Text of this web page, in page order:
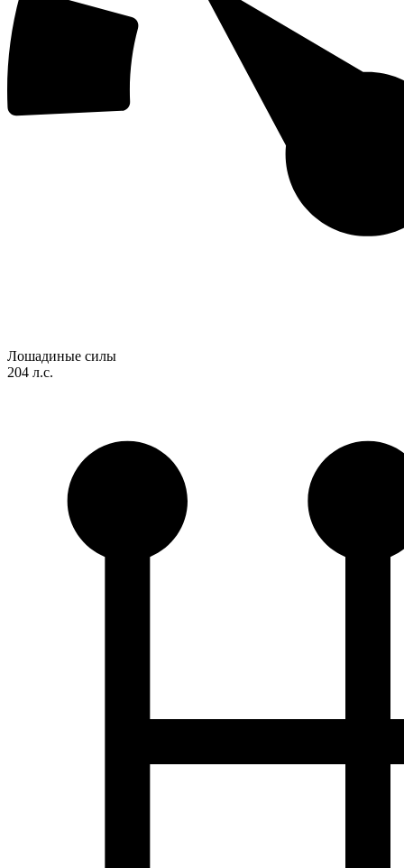
Лошадиные силы
204 л.с.